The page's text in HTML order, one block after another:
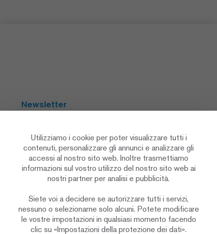
Newsletter
Social Media
Utilizziamo i cookie per poter visualizzare tutti i
contenuti, personalizzare gli annunci e analizzare gli
accessi al nostro sito web. Inoltre trasmettiamo
informazioni sul vostro utilizzo del nostro sito web ai
nostri partner per analisi e pubblicità.
Siete voi a decidere se autorizzare tutti i servizi,
nessuno o selezionarne solo alcuni. Potete modificare
le vostre impostazioni in qualsiasi momento facendo
clic su «Impostazioni della protezione dei dati».